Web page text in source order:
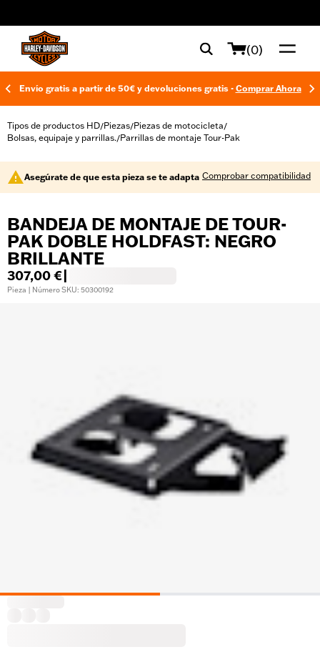
(0)
Envío gratis a partir de 50€ y devoluciones gratis - Comprar Ahora
Tipos de productos HD/Piezas/Piezas de motocicleta/
Bolsas, equipaje y parrillas./Parrillas de montaje Tour-Pak
Asegúrate de que esta pieza se te adapta Comprobar compatibilidad
BANDEJA DE MONTAJE DE TOUR-
PAK DOBLE HOLDFAST: NEGRO
BRILLANTE
307,00 €
Pieza | Número SKU: 50300192